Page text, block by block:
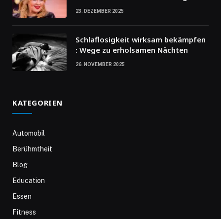
23. DEZEMBER 2025
Schlaflosigkeit wirksam bekämpfen
: Wege zu erholsamen Nächten
26. NOVEMBER 2025
KATEGORIEN
Automobil
Berühmtheit
Blog
Education
Essen
Fitness